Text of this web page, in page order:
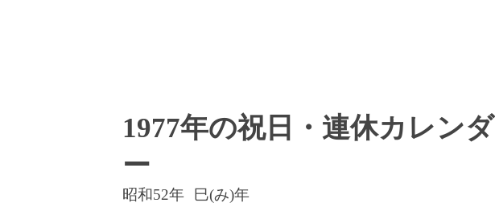
1977年の祝日・連休カレンダ
ー
昭和52年 巳(み)年